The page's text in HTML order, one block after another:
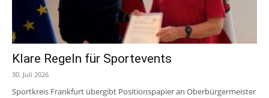
Klare Regeln für Sportevents
30. Juli 2026
Sportkreis Frankfurt übergibt Positionspapier an Oberbürgermeister